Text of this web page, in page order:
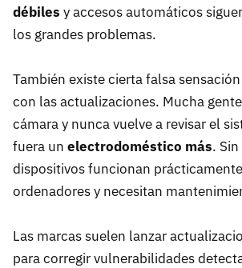
débiles y accesos automáticos
los grandes problemas.
También existe cierta falsa
con las actualizaciones. Mucha
cámara y nunca vuelve a revisar el
fuera un electrodoméstico más.
dispositivos funcionan
ordenadores y necesitan
Las marcas suelen lanzar
para corregir vulnerabilidades